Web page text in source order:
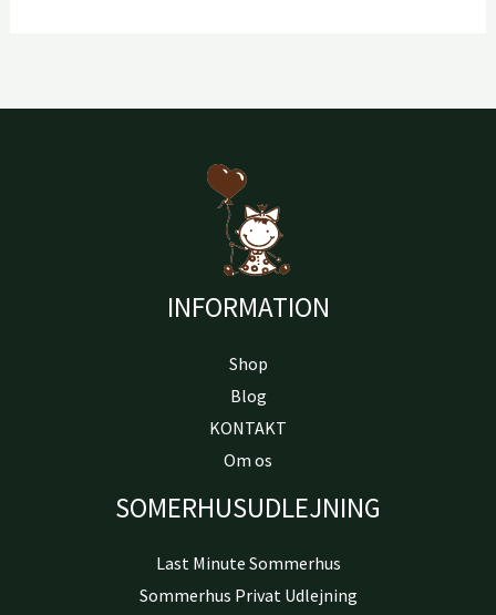
INFORMATION
Shop
Blog
KONTAKT
Om os
SOMERHUSUDLEJNING
Last Minute Sommerhus
Sommerhus Privat Udlejning